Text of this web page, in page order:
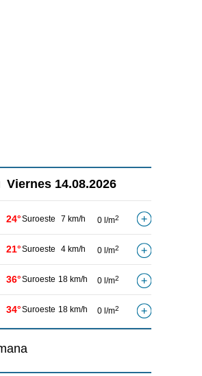
Viernes 14.08.2026
24°Suroeste 7 km/h 0 l/m2
21°Suroeste 4 km/h 0 l/m2
36°Suroeste 18 km/h 0 l/m2
34°Suroeste 18 km/h 0 l/m2